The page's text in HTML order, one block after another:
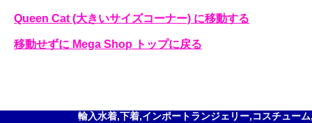
Queen Cat (大きいサイズコーナー) に移動する
移動せずに Mega Shop トップに戻る
輸入水着,下着,インポートランジェリー,コスチュー